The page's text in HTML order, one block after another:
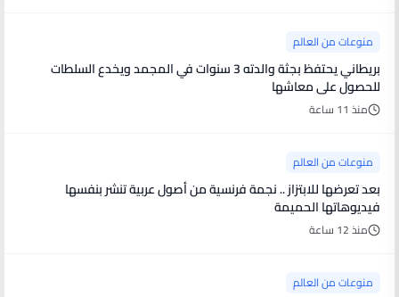
منوعات من العالم
بريطاني يحتفظ بجثة والدته 3 سنوات في المجمد ويخدع السلطات
للحصول على معاشها
منذ 11 ساعة
منوعات من العالم
بعد تعرضها للابتزاز .. نجمة فرنسية من أصول عربية تنشر بنفسها
فيديوهاتها الحميمة
منذ 12 ساعة
منوعات من العالم